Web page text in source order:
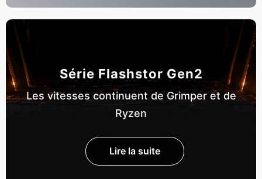
Série Flashstor Gen2
Les vitesses continuent de Grimper et de
Ryzen
Lire la suite